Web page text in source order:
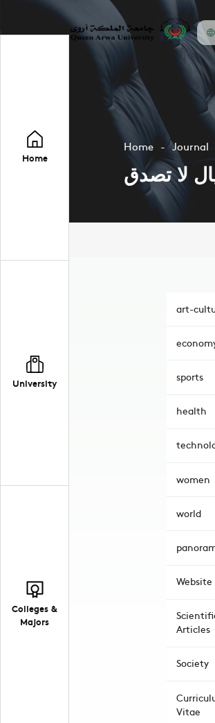
Home
University
Colleges &
Majors
Home Journal
لا تصدق
art-
sports
health
women
world
Articles
Society
Vitae